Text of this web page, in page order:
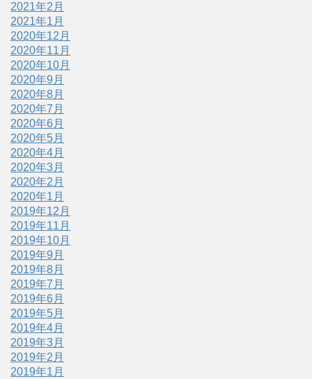
2021年2月
2021年1月
2020年12月
2020年11月
2020年10月
2020年9月
2020年8月
2020年7月
2020年6月
2020年5月
2020年4月
2020年3月
2020年2月
2020年1月
2019年12月
2019年11月
2019年10月
2019年9月
2019年8月
2019年7月
2019年6月
2019年5月
2019年4月
2019年3月
2019年2月
2019年1月